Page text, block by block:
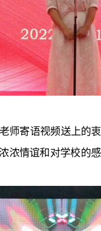
师寄语视频送上的
情谊和对学校的